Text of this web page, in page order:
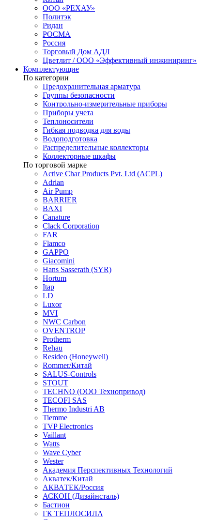
ООО «РЕХАУ»
Политэк
Ридан
РОСМА
Россия
Торговый Дом АДЛ
Цветлит / ООО «Эффективный инжиниринг»
Комплектующие
По категории
Предохранительная арматура
Группы безопасности
Контрольно-измерительные приборы
Приборы учета
Теплоносители
Гибкая подводка для воды
Водоподготовка
Распределительные коллекторы
Коллекторные шкафы
По торговой марке
Active Char Products Pvt. Ltd (ACPL)
Adrian
Air Pump
BARRIER
BAXI
Canature
Clack Corporation
FAR
Flamco
GAPPO
Giacomini
Hans Sasserath (SYR)
Hortum
Itap
LD
Luxor
MVI
NWC Carbon
OVENTROP
Protherm
Rehau
Resideo (Honeywell)
Rommer/Китай
SALUS-Controls
STOUT
TECHNO (ООО Технопривод)
TECOFI SAS
Thermo Industri AB
Tiemme
TVP Electronics
Vaillant
Watts
Wave Cyber
Wester
Академия Перспективных Технологий
Акватек/Китай
АКВАТЕК/Россия
АСКОН (Дизайнсталь)
Бастион
ГК ТЕПЛОСИЛА